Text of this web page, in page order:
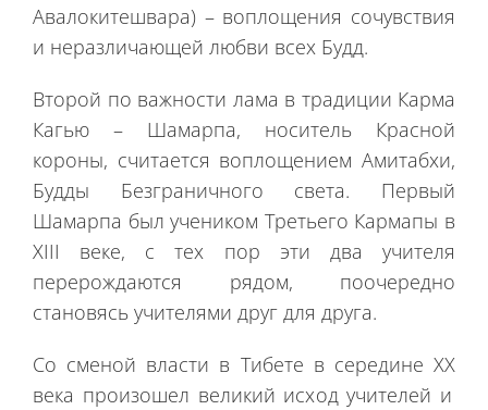
Авалокитешвара) – воплощения сочувствия
и неразличающей любви всех Будд.
Второй по важности лама в традиции Карма
Кагью – Шамарпа, носитель Красной
короны, считается воплощением Амитабхи,
Будды Безграничного света. Первый
Шамарпа был учеником Третьего Кармапы в
XIII веке, с тех пор эти два учителя
перерождаются рядом, поочередно
становясь учителями друг для друга.
Со сменой власти в Тибете в середине XX
века произошел великий исход учителей и